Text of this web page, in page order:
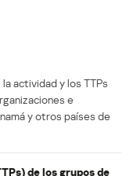
actividad y los TTPs
e
y otros países de
de los grupos de